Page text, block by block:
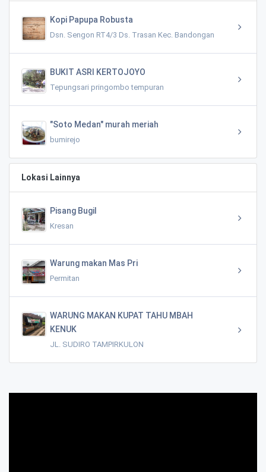
Kopi Papupa Robusta
Dsn. Sengon RT4/3 Ds. Trasan Kec. Bandongan
BUKIT ASRI KERTOJOYO
Tepungsari pringombo tempuran
"Soto Medan" murah meriah
bumirejo
Lokasi Lainnya
Pisang Bugil
Kresan
Warung makan Mas Pri
Permitan
WARUNG MAKAN KUPAT TAHU MBAH
KENUK
JL. SUDIRO TAMPIRKULON